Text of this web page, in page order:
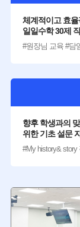
체계적이고 효
일일수학 30제
#원장님 교육 #담
향후 학생과의
위한 기초 설문
#My history&